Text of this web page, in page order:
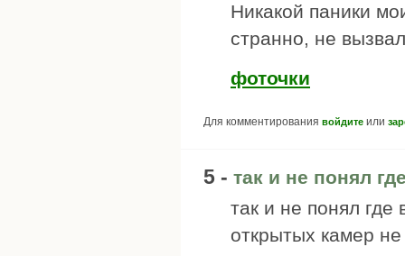
Никакой паники
странно, не
фоточки
Для комментирования войдите или
5 - так и не понял
так и не понял
открытых камер